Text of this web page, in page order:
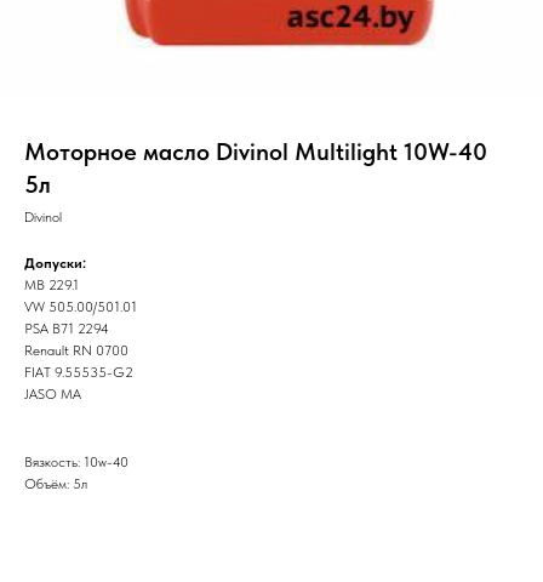
Моторное масло Divinol Multilight 10W-40
5л
Divinol
Допуски:
MB 229.1
VW 505.00/501.01
PSA B71 2294
Renault RN 0700
FIAT 9.55535-G2
JASO MA
Вязкость: 10w-40
Объём: 5л